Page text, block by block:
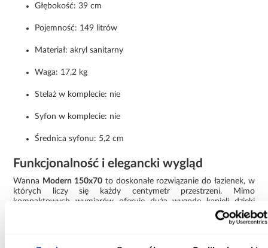
Głębokość: 39 cm
Pojemność: 149 litrów
Materiał: akryl sanitarny
Waga: 17,2 kg
Stelaż w komplecie: nie
Syfon w komplecie: nie
Średnica syfonu: 5,2 cm
Funkcjonalność i elegancki wygląd
Wanna Modern 150x70to doskonałe rozwiązanie do łazienek, w
których liczy się każdy centymetr przestrzeni. Mimo
kompaktowych wymiarów oferuje dużą wygodę kąpieli dzięki
149 litrów.
Ergonomiczna forma zapewnia wygodne oparcie pleców, a